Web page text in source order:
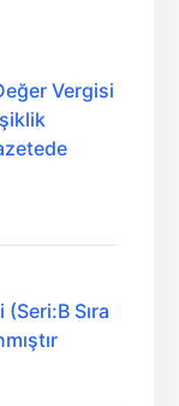
Vergisi
Sıra